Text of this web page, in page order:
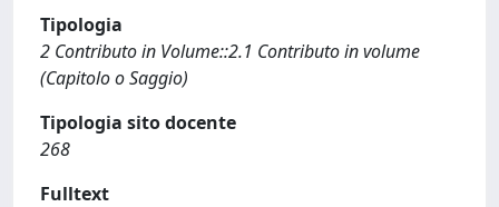
Tipologia
2 Contributo in Volume::2.1 Contributo in volume
(Capitolo o Saggio)
Tipologia sito docente
268
Fulltext